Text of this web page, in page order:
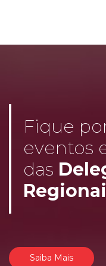
Fique
eventos
das
Saiba Mais